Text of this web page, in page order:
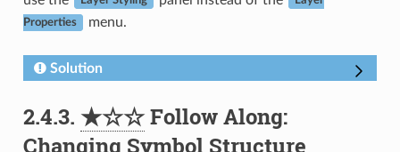
Properties menu.
Solution
2.4.3. ★☆☆Follow Along:
Changing Symbol Structure